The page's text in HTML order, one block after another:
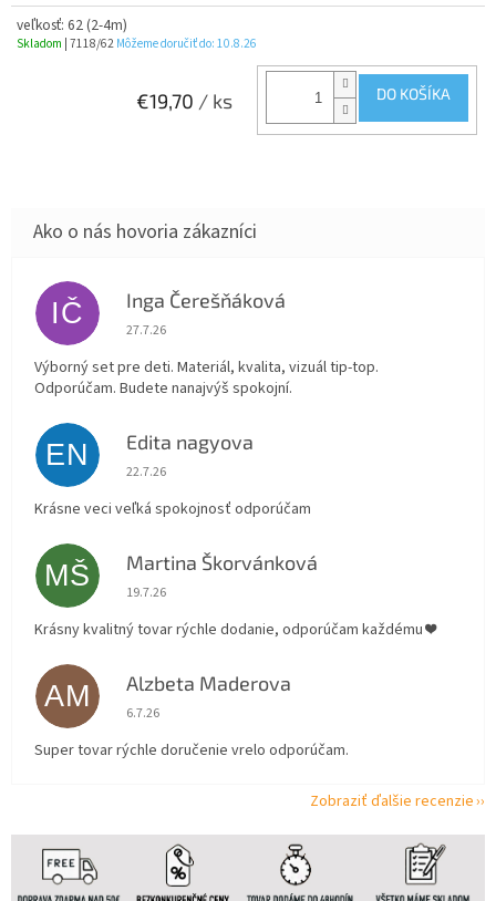
veľkosť: 62 (2-4m)
Skladom | 7118/62 Môžeme doručiť do: 10.8.26
€19,70 / ks DO KOŠÍKA
IČ Inga Čerešňáková
Hodnotenie obchodu je 5 z 5 hviezdičiek.
27.7.26
Výborný set pre deti. Materiál, kvalita, vizuál tip-top.
Odporúčam. Budete nanajvýš spokojní.
EN Edita nagyova
Hodnotenie obchodu je 5 z 5 hviezdičiek.
22.7.26
Krásne veci veľká spokojnosť odporúčam
MŠ Martina Škorvánková
Hodnotenie obchodu je 5 z 5 hviezdičiek.
19.7.26
Krásny kvalitný tovar rýchle dodanie, odporúčam každému ❤️
AM Alzbeta Maderova
Hodnotenie obchodu je 5 z 5 hviezdičiek.
6.7.26
Super tovar rýchle doručenie vrelo odporúčam.
Zobraziť ďalšie recenzie